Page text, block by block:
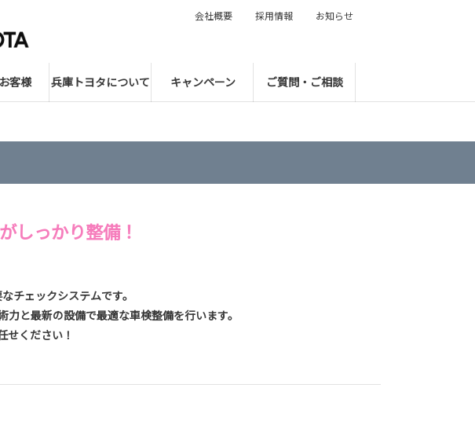
客様 兵庫トヨタについて キャンペーン ご質問・ご相談
会社概要 採用情報 お知らせ
しっかり整備！
チェックシステムです。
と最新の設備で最適な車検整備を行います。
せください！